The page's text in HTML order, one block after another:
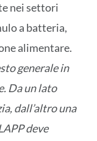
nei settori
a batteria,
alimentare.
generale in
Da un lato
dall’altro una
deve